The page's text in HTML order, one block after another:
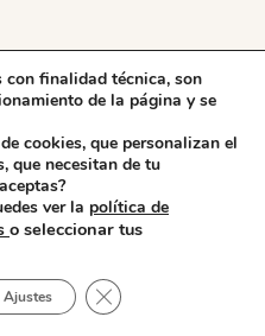
finalidad técnica, son
de la página y se
cookies, que personalizan el
que necesitan de tu
ver la política de
o seleccionar tus
Ajustes Cerrar el banner de